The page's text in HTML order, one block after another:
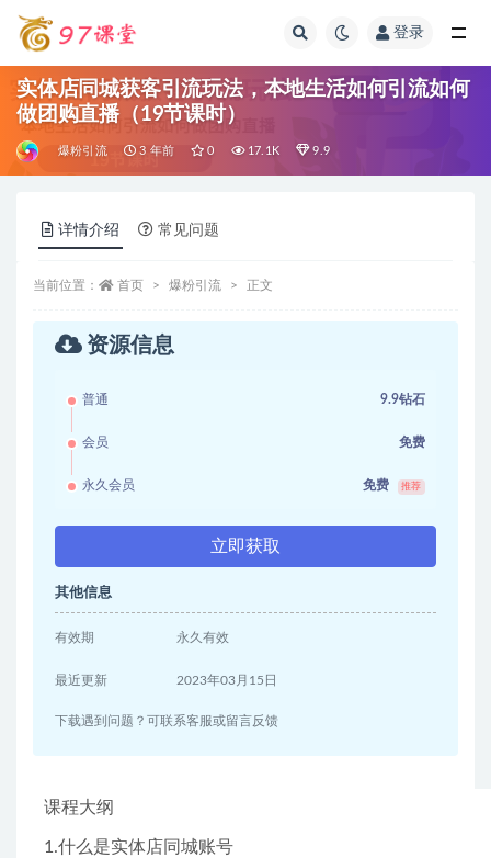
登录
实体店同城获客引流玩法，本地生活如何引流如何
做团购直播（19节课时）
爆粉引流 3 年前 0 17.1K 9.9
详情介绍 常见问题
当前位置： 首页 爆粉引流 正文
资源信息
普通 9.9钻石
会员 免费
永久会员 免费 推荐
立即获取
其他信息
有效期 永久有效
最近更新 2023年03月15日
下载遇到问题？可联系客服或留言反馈
课程大纲
1.什么是实体店同城账号